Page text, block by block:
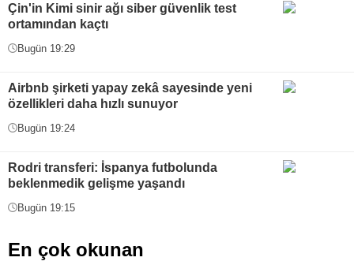
Çin'in Kimi sinir ağı siber güvenlik test
ortamından kaçtı
Bugün 19:29
Airbnb şirketi yapay zekâ sayesinde yeni
özellikleri daha hızlı sunuyor
Bugün 19:24
Rodri transferi: İspanya futbolunda
beklenmedik gelişme yaşandı
Bugün 19:15
En çok okunan